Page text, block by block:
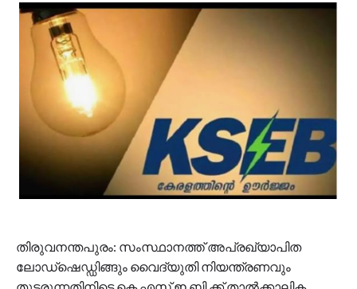
തിരുവനന്തപുരം: സംസ്ഥാനത്ത് അപ്രഖ്യാപിത
ലോഡ്‌ഷെഡ്ഡിങ്ങും വൈദ്യുതി നിയന്ത്രണവും